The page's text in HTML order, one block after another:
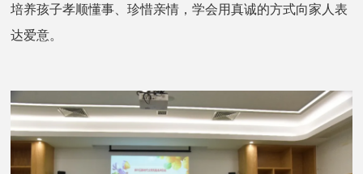
培养孩子孝顺懂事、珍惜亲情，学会用真诚的方式向家人表
达爱意。